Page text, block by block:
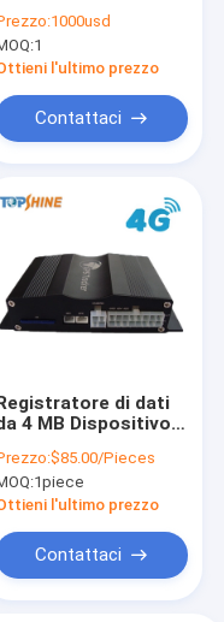
Coban
Queclink
1000usd
1
l'ultimo prezzo
Contattaci
di dati
4 MB Dispositivo
anti-
con
del volto
$85.00/Pieces
1piece
l'ultimo prezzo
Contattaci